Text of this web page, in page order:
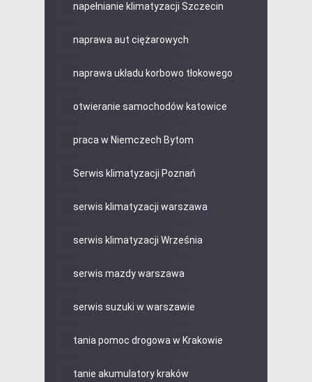
napełnianie klimatyzacji Szczecin
naprawa aut ciężarowych
naprawa układu korbowo tłokowego
otwieranie samochodów katowice
praca w Niemczech Bytom
Serwis klimatyzacji Poznań
serwis klimatyzacji warszawa
serwis klimatyzacji Września
serwis mazdy warszawa
serwis suzuki w warszawie
tania pomoc drogowa w Krakowie
tanie akumulatory kraków